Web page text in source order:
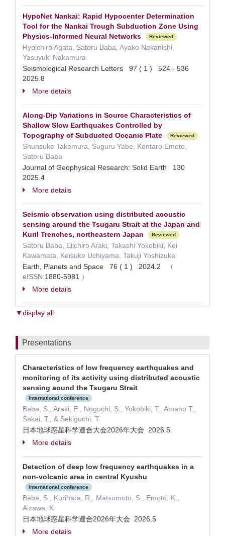
HypoNet Nankai: Rapid Hypocenter Determination
Tool for the Nankai Trough Subduction Zone Using
Physics-Informed Neural Networks
Reviewed
Ryoichiro Agata, Satoru Baba, Ayako Nakanishi,
Yasuyuki Nakamura
Seismological Research Letters 97 ( 1 ) 524 - 536
2025.8
More details
Along-Dip Variations in Source Characteristics of
Shallow Slow Earthquakes Controlled by
Topography of Subducted Oceanic Plate
Reviewed
Shunsuke Takemura, Suguru Yabe, Kentaro Emoto,
Satoru Baba
Journal of Geophysical Research: Solid Earth 130
2025.4
More details
Seismic observation using distributed acoustic
sensing around the Tsugaru Strait at the Japan and
Kuril Trenches, northeastern Japan
Reviewed
Satoru Baba, Eiichiro Araki, Takashi Yokobiki, Kei
Kawamata, Keisuke Uchiyama, Takuji Yoshizuka
Earth, Planets and Space 76 ( 1 ) 2024.2
（
eISSN:1880-5981 ）
More details
▼display all
Presentations
Characteristics of low frequency earthquakes and
monitoring of its activity using distributed acoustic
sensing aound the Tsugaru Strait
International conference
Baba, S., Araki, E., Noguchi, S., Yokobiki, T., Amano T.,
Sakai, T., & Sekiguchi, T.
日本地球惑星科学連合大会2026年大会 2026.5
More details
Detection of deep low frequency earthquakes in a
non-volcanic area in central Kyushu
International conference
Baba, S., Kurihara, R., Matsumoto, S., Emoto, K.,
Aizawa, K.
日本地球惑星科学連合2026年大会 2026.5
More details